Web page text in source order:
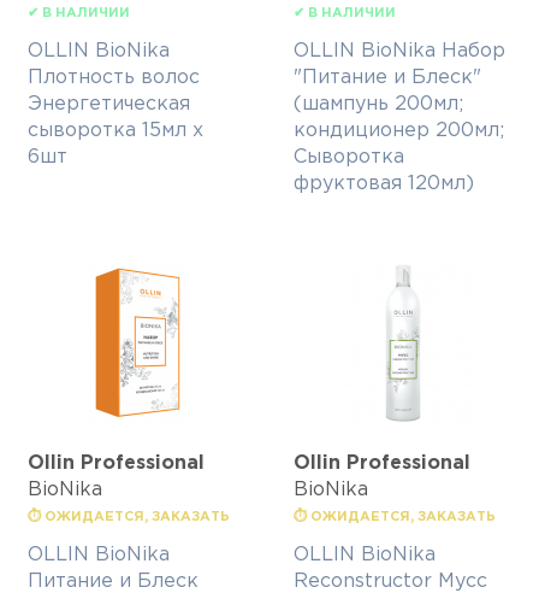
✔ В НАЛИЧИИ
OLLIN BioNika
Плотность волос
Энергетическая
сыворотка 15мл х
6шт
✔ В НАЛИЧИИ
OLLIN BioNika Набор
"Питание и Блеск"
(шампунь 200мл;
кондиционер 200мл;
Сыворотка
фруктовая 120мл)
Ollin Professional
BioNika
⏱ ОЖИДАЕТСЯ, ЗАКАЗАТЬ
OLLIN BioNika
Питание и Блеск
Ollin Professional
BioNika
⏱ ОЖИДАЕТСЯ, ЗАКАЗАТЬ
OLLIN BioNika
Reconstructor Мусс